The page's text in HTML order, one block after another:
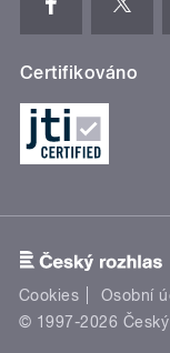
Certifikováno
Cookies Osobní
© 1997-2026